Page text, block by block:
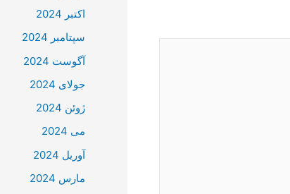
اکتبر 2024
سپتامبر 2024
آگوست 2024
جولای 2024
ژوئن 2024
می 2024
آوریل 2024
مارس 2024